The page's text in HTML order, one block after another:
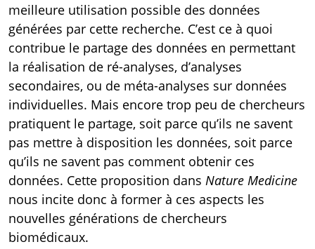
meilleure utilisation possible des données
générées par cette recherche. C’est ce à quoi
contribue le partage des données en permettant
la réalisation de ré-analyses, d’analyses
secondaires, ou de méta-analyses sur données
individuelles. Mais encore trop peu de chercheurs
pratiquent le partage, soit parce qu’ils ne savent
pas mettre à disposition les données, soit parce
qu’ils ne savent pas comment obtenir ces
données. Cette proposition dans Nature Medicine
nous incite donc à former à ces aspects les
nouvelles générations de chercheurs
biomédicaux.